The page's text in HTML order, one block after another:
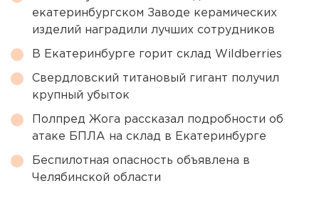
екатеринбургском Заводе керамических
изделий наградили лучших сотрудников
В Екатеринбурге горит склад Wildberries
Свердловский титановый гигант получил
крупный убыток
Полпред Жога рассказал подробности об
атаке БПЛА на склад в Екатеринбурге
Беспилотная опасность объявлена в
Челябинской области